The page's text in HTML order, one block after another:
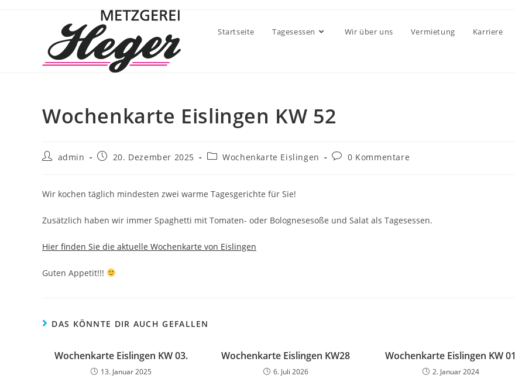
Startseite Tagesessen Wir über uns Vermietung Karriere
Wochenkarte Eislingen KW 52
admin 20. Dezember 2025 Wochenkarte Eislingen 0 Kommentare
Wir kochen täglich mindesten zwei warme Tagesgerichte für Sie!
Zusätzlich haben wir immer Spaghetti mit Tomaten- oder Bolognesesoße und Salat als Tagesessen.
Hier finden Sie die aktuelle Wochenkarte von Eislingen
Guten Appetit!!!
DAS KÖNNTE DIR AUCH GEFALLEN
Wochenkarte Eislingen KW 03.
13. Januar 2025
Wochenkarte Eislingen KW28
6. Juli 2026
Wochenkarte Eislingen KW 01
2. Januar 2024